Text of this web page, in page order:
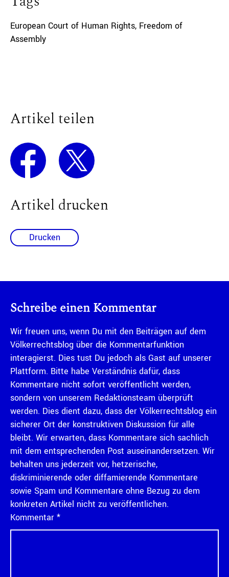
European Court of Human Rights, Freedom of
Assembly
Artikel teilen
Artikel drucken
Drucken
Schreibe einen Kommentar
Wir freuen uns, wenn Du mit den Beiträgen auf dem
Völkerrechtsblog über die Kommentarfunktion
interagierst. Dies tust Du jedoch als Gast auf unserer
Plattform. Bitte habe Verständnis dafür, dass
Kommentare nicht sofort veröffentlicht werden,
sondern von unserem Redaktionsteam überprüft
werden. Dies dient dazu, dass der Völkerrechtsblog ein
sicherer Ort der konstruktiven Diskussion für alle
bleibt. Wir erwarten, dass Kommentare sich sachlich
mit dem entsprechenden Post auseinandersetzen. Wir
behalten uns jederzeit vor, hetzerische,
diskriminierende oder diffamierende Kommentare
sowie Spam und Kommentare ohne Bezug zu dem
konkreten Artikel nicht zu veröffentlichen.
Kommentar *